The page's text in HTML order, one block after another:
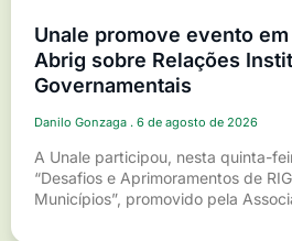
Unale promove evento
Abrig sobre Relações
Governamentais
Danilo Gonzaga 6 de agosto de 2026
A Unale participou, nesta quinta-
“Desafios e Aprimoramentos de
Municípios”, promovido pela